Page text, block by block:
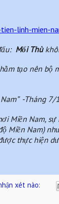
linh-mien-
Mối Thù
tạo nên bộ
-Tháng 7/
Miền Nam,
Miền Nam)
thực hiện
xét nào: